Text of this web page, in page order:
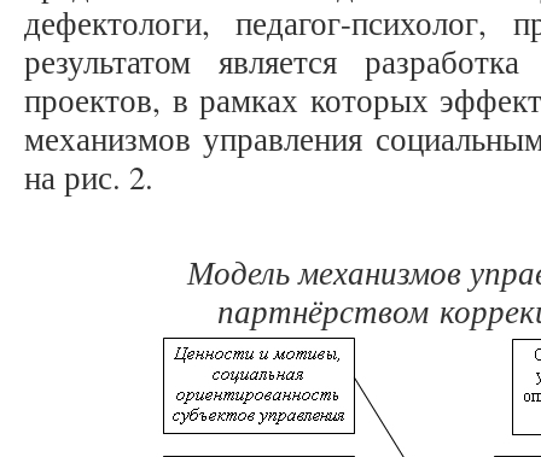
дефектологи, педагог-психолог,
результатом является
проектов, в рамках которых
механизмов управления
на рис. 2.
Модель механизмов
партнёрством